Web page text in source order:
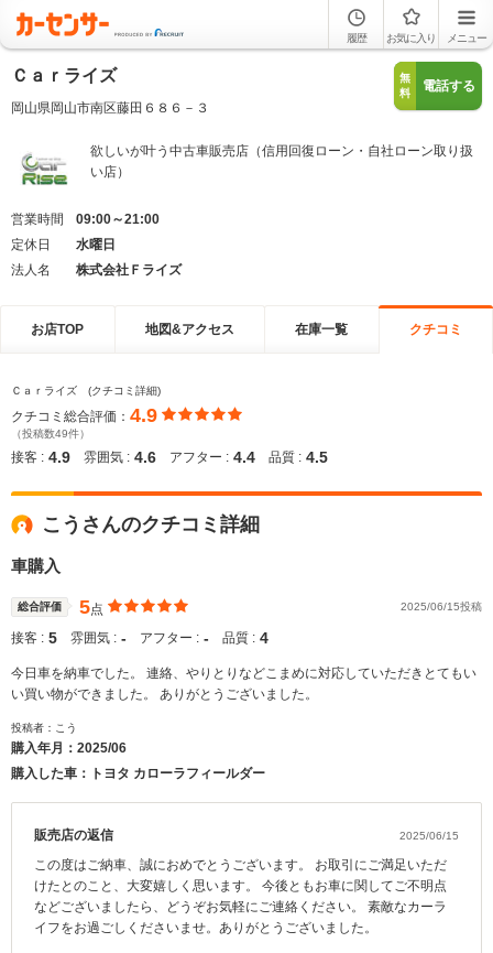
履歴 お気に入り メニュー
Ｃａｒライズ
岡山県岡山市南区藤田６８６－３
無
料
電話する
欲しいが叶う中古車販売店（信用回復ローン・自社ローン取り扱
い店）
営業時間
09:00～21:00
定休日
水曜日
法人名
株式会社Ｆライズ
お店TOP 地図&アクセス 在庫一覧 クチコミ
Ｃａｒライズ (クチコミ詳細)
クチコミ総合評価： 4.9
（投稿数49件）
接客 : 4.9 雰囲気 : 4.6 アフター : 4.4 品質 : 4.5
こうさんのクチコミ詳細
車購入
総合評価 5点 2025/06/15投稿
接客 : 5 雰囲気 : ‐ アフター : ‐ 品質 : 4
今日車を納車でした。 連絡、やりとりなどこまめに対応していただきとてもい
い買い物ができました。 ありがとうございました。
投稿者：こう
購入年月： 2025/06
購入した車：トヨタ カローラフィールダー
販売店の返信 2025/06/15
この度はご納車、誠におめでとうございます。 お取引にご満足いただ
けたとのこと、大変嬉しく思います。 今後ともお車に関してご不明点
などございましたら、どうぞお気軽にご連絡ください。 素敵なカーラ
イフをお過ごしくださいませ。ありがとうございました。